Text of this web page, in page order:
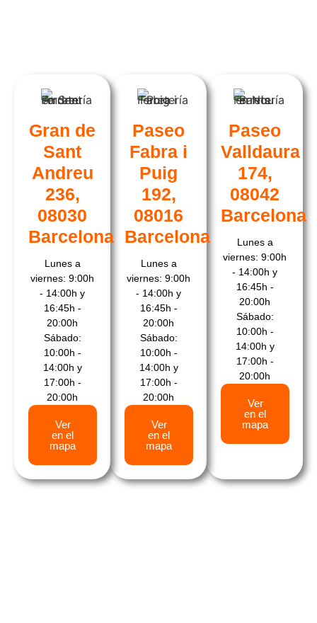
Gran de
Sant
Andreu
236,
08030
Barcelona
Lunes a
viernes: 9:00h
- 14:00h y
16:45h -
20:00h
Sábado:
10:00h -
14:00h y
17:00h -
20:00h
Ver
en el
mapa
Paseo
Fabra i
Puig
192,
08016
Barcelona
Lunes a
viernes: 9:00h
- 14:00h y
16:45h -
20:00h
Sábado:
10:00h -
14:00h y
17:00h -
20:00h
Ver
en el
mapa
Paseo
Valldaura
174,
08042
Barcelona
Lunes a
viernes: 9:00h
- 14:00h y
16:45h -
20:00h
Sábado:
10:00h -
14:00h y
17:00h -
20:00h
Ver
en el
mapa